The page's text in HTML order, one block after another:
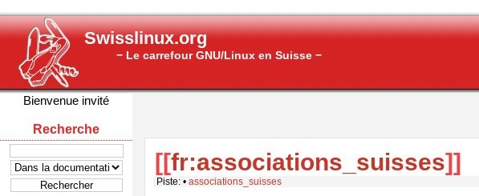
Swisslinux.org
− Le carrefour GNU/Linux en Suisse −
Bienvenue invité
Recherche
[[fr:associations_suisses]]
Piste: • associations_suisses